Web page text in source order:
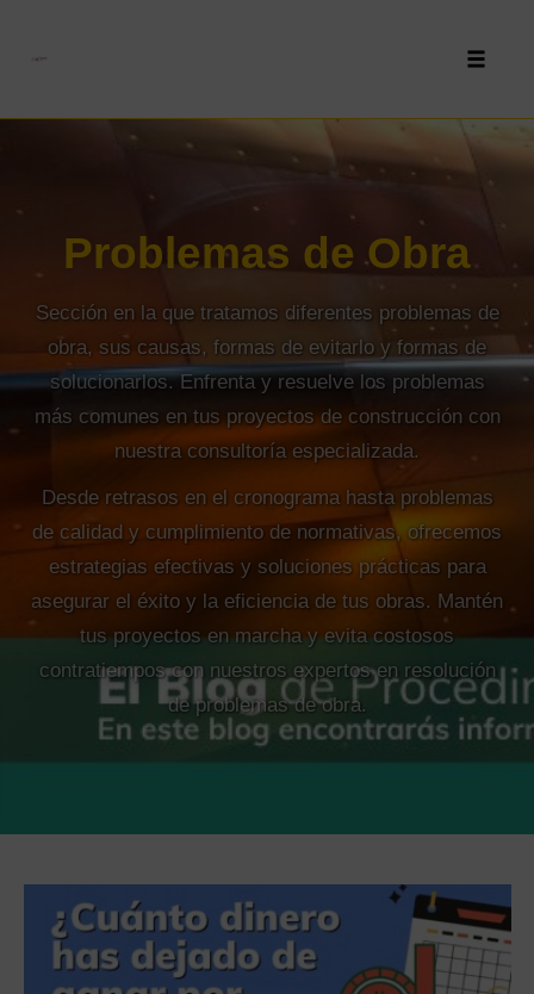
SEARCH FORM
Problemas de Obra
Sección en la que tratamos diferentes problemas de
obra, sus causas, formas de evitarlo y formas de
solucionarlos. Enfrenta y resuelve los problemas
más comunes en tus proyectos de construcción con
nuestra consultoría especializada.
Desde retrasos en el cronograma hasta problemas
de calidad y cumplimiento de normativas, ofrecemos
estrategias efectivas y soluciones prácticas para
asegurar el éxito y la eficiencia de tus obras. Mantén
tus proyectos en marcha y evita costosos
contratiempos con nuestros expertos en resolución
de problemas de obra.